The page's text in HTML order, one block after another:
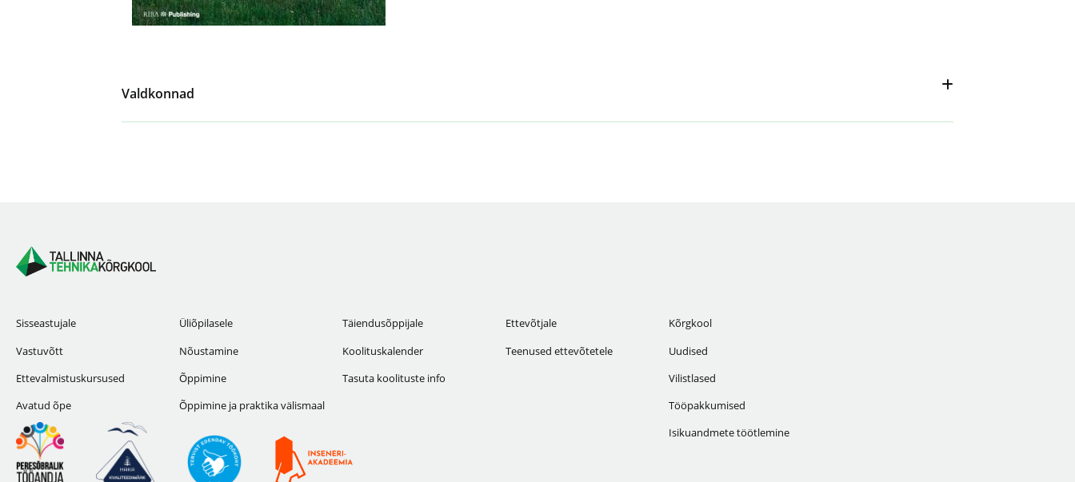
Valdkonnad
Sisseastujale
Vastuvõtt
Ettevalmistuskursused
Avatud õpe
Üliõpilasele
Nõustamine
Õppimine
Õppimine ja praktika välismaal
Täiendusõppijale
Koolituskalender
Tasuta koolituste info
Ettevõtjale
Teenused ettevõtetele
Kõrgkool
Uudised
Vilistlased
Tööpakkumised
Isikuandmete töötlemine